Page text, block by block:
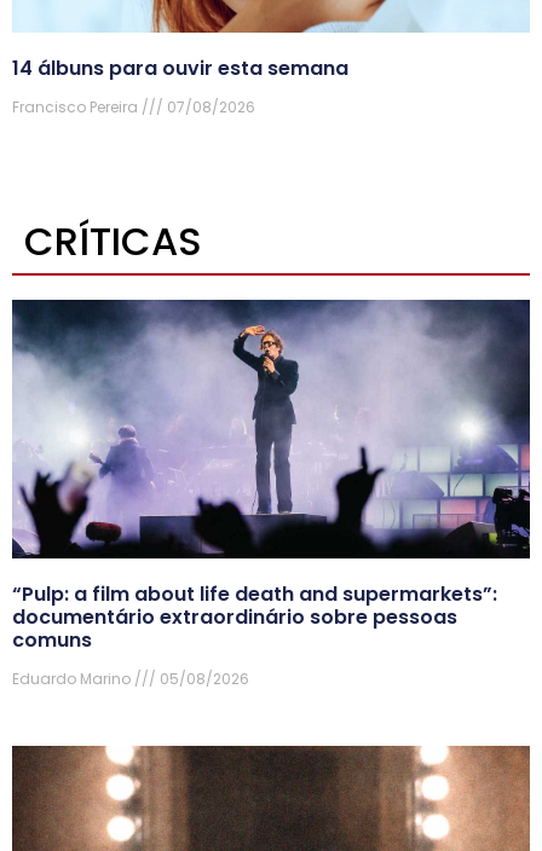
14 álbuns para ouvir esta semana
Francisco Pereira 07/08/2026
CRÍTICAS
“Pulp: a film about life death and supermarkets”:
documentário extraordinário sobre pessoas
comuns
Eduardo Marino 05/08/2026